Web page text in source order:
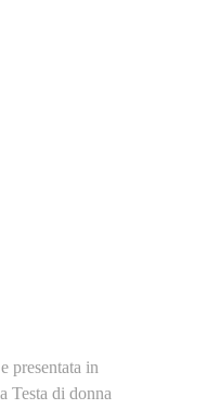
presentata in
Testa di donna